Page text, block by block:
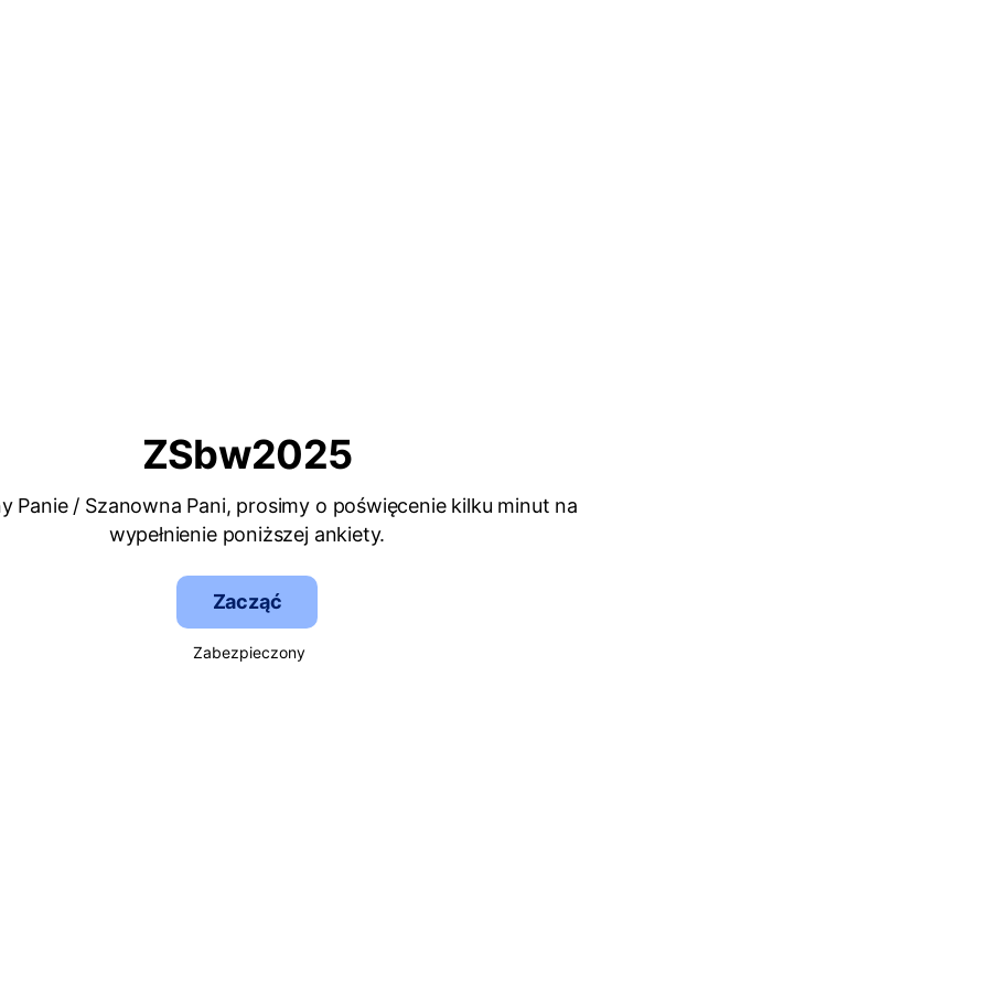
ZSbw2025
Panie / Szanowna Pani, prosimy o poświęcenie kilku minut na
wypełnienie poniższej ankiety.
Zacząć
Zabezpieczony